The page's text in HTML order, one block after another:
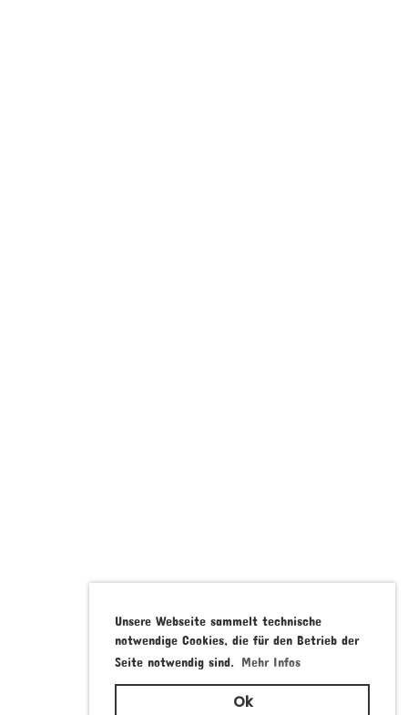
Unsere Webseite sammelt technische
notwendige Cookies, die für den Betrieb der
Seite notwendig sind. Mehr Infos
Ok